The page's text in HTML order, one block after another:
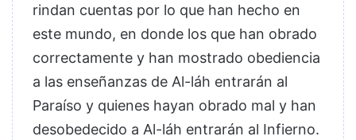
rindan cuentas por lo que han hecho en
este mundo, en donde los que han obrado
correctamente y han mostrado obediencia
a las enseñanzas de Al-láh entrarán al
Paraíso y quienes hayan obrado mal y han
desobedecido a Al-láh entrarán al Infierno.